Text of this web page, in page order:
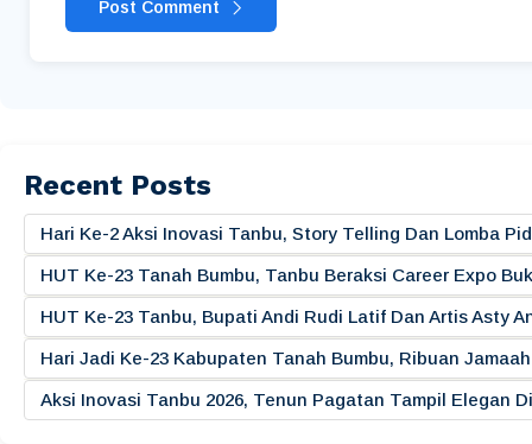
Post Comment
Recent Posts
Hari Ke-2 Aksi Inovasi Tanbu, Story Telling Dan Lomba
HUT Ke-23 Tanah Bumbu, Tanbu Beraksi Career Expo
HUT Ke-23 Tanbu, Bupati Andi Rudi Latif Dan Artis Asty
Hari Jadi Ke-23 Kabupaten Tanah Bumbu, Ribuan
Aksi Inovasi Tanbu 2026, Tenun Pagatan Tampil Elegan